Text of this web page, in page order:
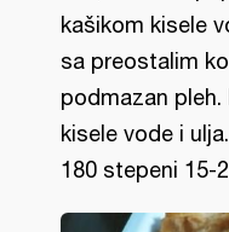
kašikom kisele
sa preostalim
podmazan
kisele vode i
180 stepeni 15-